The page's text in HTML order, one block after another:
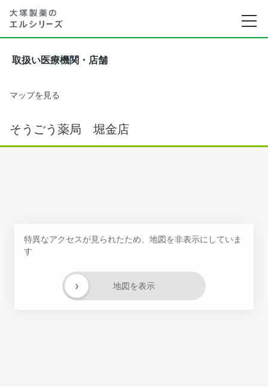
取扱い医療機関・店舗
マップを見る
そうごう薬局 堀金店
特異なアクセスが見られたため、地図を非表示にしていま
す
地図を表示
›